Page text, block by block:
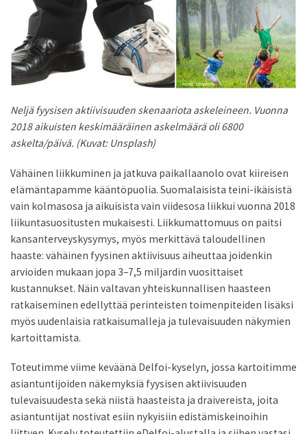
Neljä fyysisen aktiivisuuden skenaariota askeleineen. Vuonna
2018 aikuisten keskimääräinen askelmäärä oli 6800
askelta/päivä. (Kuvat: Unsplash)
Vähäinen liikkuminen ja jatkuva paikallaanolo ovat kiireisen
elämäntapamme kääntöpuolia. Suomalaisista teini-ikäisistä
vain kolmasosa ja aikuisista vain viidesosa liikkui vuonna 2018
liikuntasuositusten mukaisesti. Liikkumattomuus on paitsi
kansanterveyskysymys, myös merkittävä taloudellinen
haaste: vähäinen fyysinen aktiivisuus aiheuttaa joidenkin
arvioiden mukaan jopa 3–7,5 miljardin vuosittaiset
kustannukset. Näin valtavan yhteiskunnallisen haasteen
ratkaiseminen edellyttää perinteisten toimenpiteiden lisäksi
myös uudenlaisia ratkaisumalleja ja tulevaisuuden näkymien
kartoittamista.
Toteutimme viime keväänä Delfoi-kyselyn, jossa kartoitimme
asiantuntijoiden näkemyksiä fyysisen aktiivisuuden
tulevaisuudesta sekä niistä haasteista ja draivereista, joita
asiantuntijat nostivat esiin nykyisiin edistämiskeinoihin